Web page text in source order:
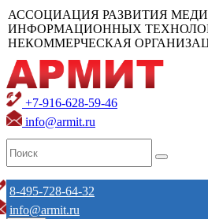
АССОЦИАЦИЯ РАЗВИТИЯ
ИНФОРМАЦИОННЫХ
НЕКОММЕРЧЕСКАЯ
+7-916-628-59-46
info@armit.ru
8-495-728-64-32
info@armit.ru